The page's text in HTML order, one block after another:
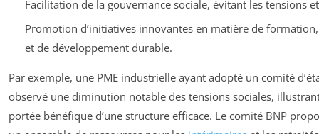
Facilitation de la gouvernance sociale, évitant les tensions
Promotion d’initiatives innovantes en matière de formation,
et de développement durable.
Par exemple, une PME industrielle ayant adopté un comité
observé une diminution notable des tensions sociales,
portée bénéfique d’une structure efficace. Le comité BNP